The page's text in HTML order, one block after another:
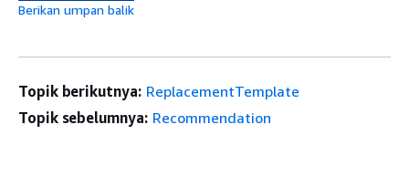
Berikan umpan balik
Topik berikutnya: ReplacementTemplate
Topik sebelumnya: Recommendation